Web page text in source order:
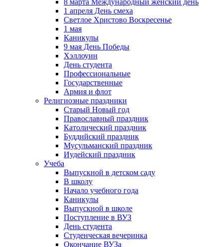
8 марта Международный женский день
1 апреля День смеха
Светлое Христово Воскресенье
1 мая
Каникулы
9 мая День Победы
Хэллоуин
День студента
Профессиональные
Государственные
Армия и флот
Религиозные праздники
Старый Новый год
Православный праздник
Католический праздник
Буддийский праздник
Мусульманский праздник
Иудейский праздник
Учеба
Выпускной в детском саду
В школу
Начало учебного года
Каникулы
Выпускной в школе
Поступление в ВУЗ
День студента
Студенческая вечеринка
Окончание ВУЗа